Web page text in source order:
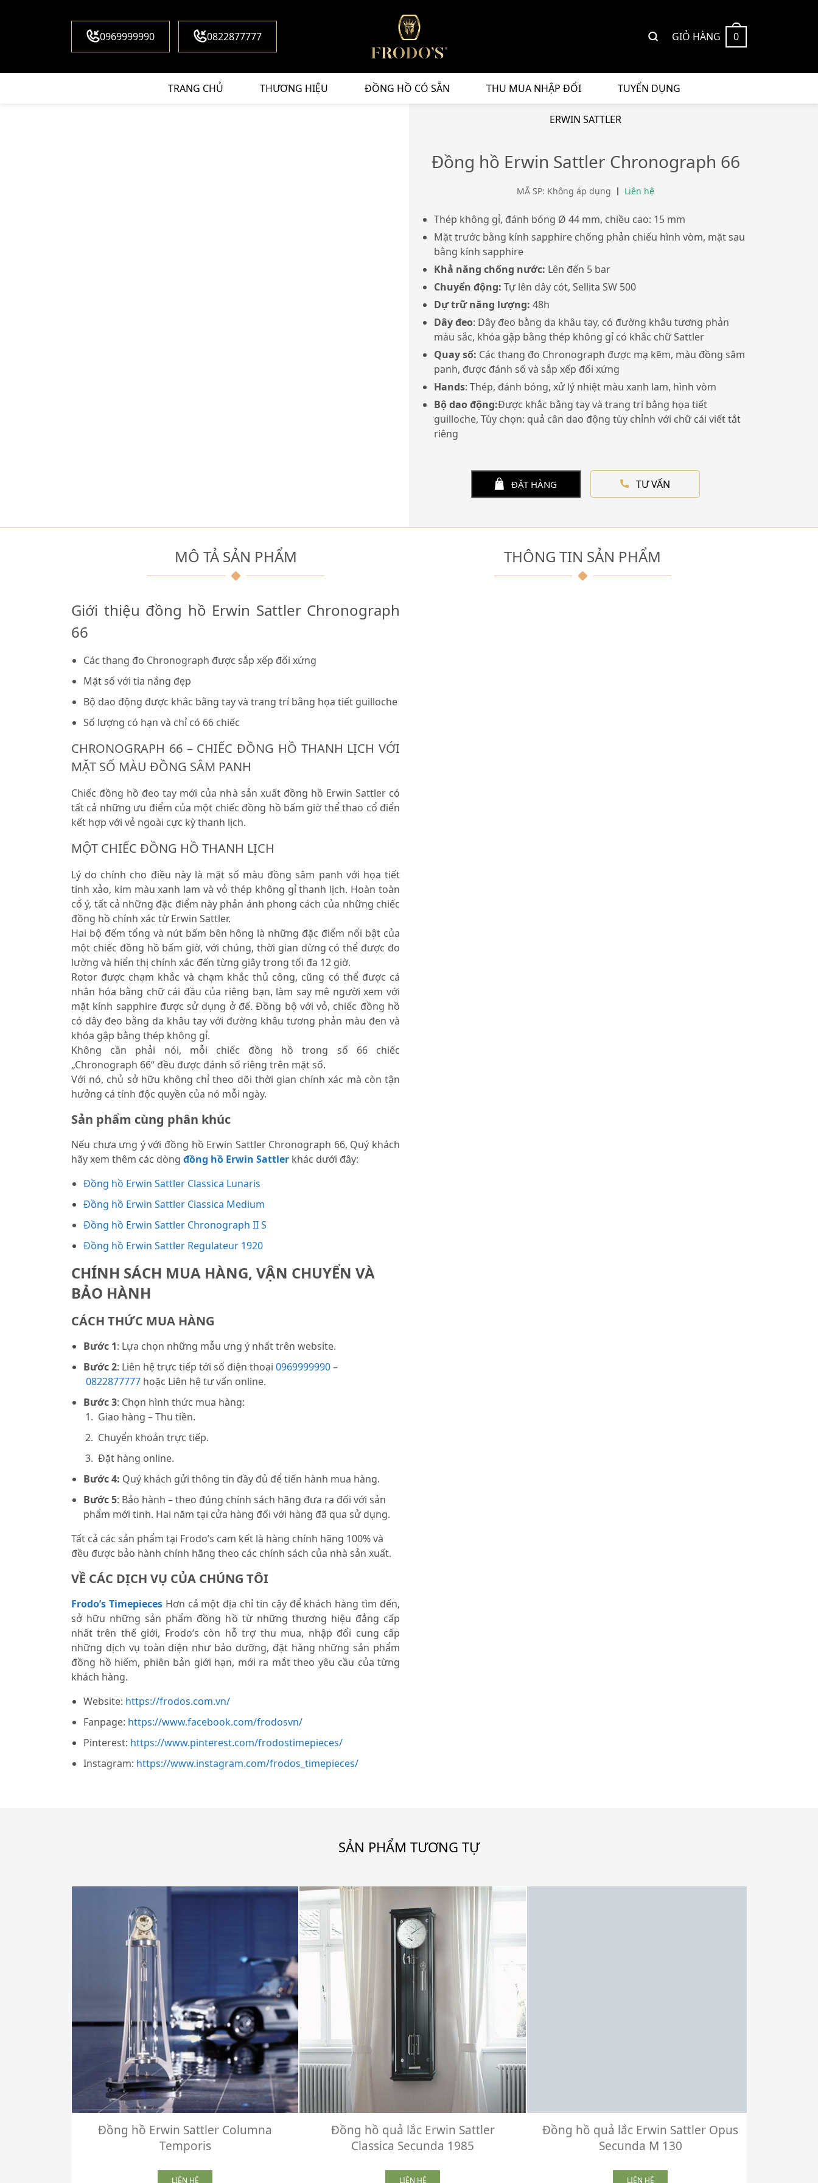
0969999990 0822877777 GIỎ HÀNG 0
TRANG CHỦ THƯƠNG HIỆU ĐỒNG HỒ CÓ SẴN THU MUA NHẬP ĐỔI TUYỂN DỤNG
ERWIN SATTLER
Đồng hồ Erwin Sattler Chronograph 66
MÃ SP: Không áp dụng Liên hệ
Thép không gỉ, đánh bóng Ø 44 mm, chiều cao: 15 mm
Mặt trước bằng kính sapphire chống phản chiếu hình vòm, mặt sau
bằng kính sapphire
Khả năng chống nước: Lên đến 5 bar
Chuyển động: Tự lên dây cót, Sellita SW 500
Dự trữ năng lượng: 48h
Dây đeo: Dây đeo bằng da khâu tay, có đường khâu tương phản
màu sắc, khóa gập bằng thép không gỉ có khắc chữ Sattler
Quay số: Các thang đo Chronograph được mạ kẽm, màu đồng sâm
panh, được đánh số và sắp xếp đối xứng
Hands: Thép, đánh bóng, xử lý nhiệt màu xanh lam, hình vòm
Bộ dao động:Được khắc bằng tay và trang trí bằng họa tiết
guilloche, Tùy chọn: quả cân dao động tùy chỉnh với chữ cái viết tắt
riêng
ĐẶT HÀNG TƯ VẤN
MÔ TẢ SẢN PHẨM
Giới thiệu đồng hồ Erwin Sattler Chronograph
66
Các thang đo Chronograph được sắp xếp đối xứng
Mặt số với tia nắng đẹp
Bộ dao động được khắc bằng tay và trang trí bằng họa tiết guilloche
Số lượng có hạn và chỉ có 66 chiếc
CHRONOGRAPH 66 – CHIẾC ĐỒNG HỒ THANH LỊCH VỚI
MẶT SỐ MÀU ĐỒNG SÂM PANH
Chiếc đồng hồ đeo tay mới của nhà sản xuất đồng hồ Erwin Sattler có
tất cả những ưu điểm của một chiếc đồng hồ bấm giờ thể thao cổ điển
kết hợp với vẻ ngoài cực kỳ thanh lịch.
MỘT CHIẾC ĐỒNG HỒ THANH LỊCH
Lý do chính cho điều này là mặt số màu đồng sâm panh với họa tiết
tinh xảo, kim màu xanh lam và vỏ thép không gỉ thanh lịch. Hoàn toàn
cố ý, tất cả những đặc điểm này phản ánh phong cách của những chiếc
đồng hồ chính xác từ Erwin Sattler.
Hai bộ đếm tổng và nút bấm bên hông là những đặc điểm nổi bật của
một chiếc đồng hồ bấm giờ, với chúng, thời gian dừng có thể được đo
lường và hiển thị chính xác đến từng giây trong tối đa 12 giờ.
Rotor được chạm khắc và chạm khắc thủ công, cũng có thể được cá
nhân hóa bằng chữ cái đầu của riêng bạn, làm say mê người xem với
mặt kính sapphire được sử dụng ở đế. Đồng bộ với vỏ, chiếc đồng hồ
có dây đeo bằng da khâu tay với đường khâu tương phản màu đen và
khóa gập bằng thép không gỉ.
Không cần phải nói, mỗi chiếc đồng hồ trong số 66 chiếc
„Chronograph 66“ đều được đánh số riêng trên mặt số.
Với nó, chủ sở hữu không chỉ theo dõi thời gian chính xác mà còn tận
hưởng cá tính độc quyền của nó mỗi ngày.
Sản phẩm cùng phân khúc
Nếu chưa ưng ý với đồng hồ Erwin Sattler Chronograph 66, Quý khách
hãy xem thêm các dòng đồng hồ Erwin Sattler khác dưới đây:
Đồng hồ Erwin Sattler Classica Lunaris
Đồng hồ Erwin Sattler Classica Medium
Đồng hồ Erwin Sattler Chronograph II S
Đồng hồ Erwin Sattler Regulateur 1920
CHÍNH SÁCH MUA HÀNG, VẬN CHUYỂN VÀ
BẢO HÀNH
CÁCH THỨC MUA HÀNG
Bước 1: Lựa chọn những mẫu ưng ý nhất trên website.
Bước 2: Liên hệ trực tiếp tới số điện thoại 0969999990–
0822877777 hoặc Liên hệ tư vấn online.
Bước 3: Chọn hình thức mua hàng:
Giao hàng – Thu tiền.
Chuyển khoản trực tiếp.
Đặt hàng online.
Bước 4: Quý khách gửi thông tin đầy đủ để tiến hành mua hàng.
Bước 5: Bảo hành – theo đúng chính sách hãng đưa ra đối với sản
phẩm mới tinh. Hai năm tại cửa hàng đối với hàng đã qua sử dụng.
Tất cả các sản phẩm tại Frodo’s cam kết là hàng chính hãng 100% và
đều được bảo hành chính hãng theo các chính sách của nhà sản xuất.
VỀ CÁC DỊCH VỤ CỦA CHÚNG TÔI
Frodo’s TimepiecesHơn cả một địa chỉ tin cậy để khách hàng tìm đến,
sở hữu những sản phẩm đồng hồ từ những thương hiệu đẳng cấp
nhất trên thế giới, Frodo’s còn hỗ trợ thu mua, nhập đổi cung cấp
những dịch vụ toàn diện như bảo dưỡng, đặt hàng những sản phẩm
đồng hồ hiếm, phiên bản giới hạn, mới ra mắt theo yêu cầu của từng
khách hàng.
Website: https://frodos.com.vn/
Fanpage: https://www.facebook.com/frodosvn/
Pinterest: https://www.pinterest.com/frodostimepieces/
Instagram: https://www.instagram.com/frodos_timepieces/
THÔNG TIN SẢN PHẨM
SẢN PHẨM TƯƠNG TỰ
Đồng hồ Erwin Sattler Columna
Temporis
LIÊN HỆ
Đồng hồ quả lắc Erwin Sattler
Classica Secunda 1985
LIÊN HỆ
Đồng hồ quả lắc Erwin Sattler Opus
Secunda M 130
LIÊN HỆ